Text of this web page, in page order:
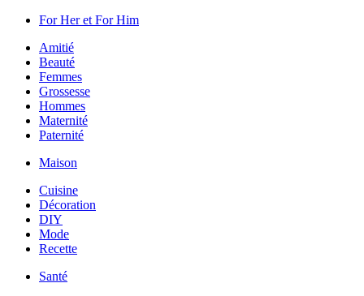
For Her et For Him
Amitié
Beauté
Femmes
Grossesse
Hommes
Maternité
Paternité
Maison
Cuisine
Décoration
DIY
Mode
Recette
Santé